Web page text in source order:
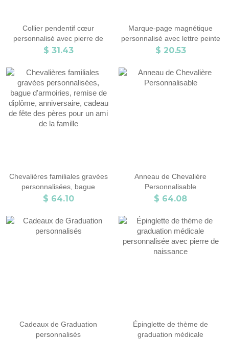
Collier pendentif cœur
personnalisé avec pierre de
naissance, bijou délicat pour la
diplômes de la promotion 2026,
cadeau souvenir pour les
jeunes diplômées.
$ 31.43
Marque-page magnétique
personnalisé avec lettre peinte
à l'huile colorée, accessoire de
scolaire/anniversaire pour
étudiants/amoureux des livres
$ 20.53
Chevalières familiales gravées
personnalisées, bague
d'armoiries, remise de diplôme,
des pères pour un ami de la
famille
$ 64.10
Anneau de Chevalière
Personnalisable
$ 64.08
Cadeaux de Graduation
personnalisés
Épinglette de thème de
graduation médicale